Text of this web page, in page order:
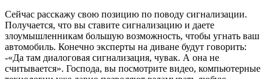
Сейчас расскажу свою позицию по поводу сигнализации.
Получается, что вы ставите сигнализацию и даете
злоумышленникам большую возможность, чтобы угнать ваш
автомобиль. Конечно эксперты на диване будут говорить:
-«Да там диалоговая сигнализация, чувак. А она не
считывается». Господа, вы посмотрите видео, компьютерные